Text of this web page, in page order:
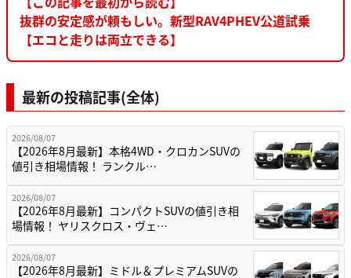
抜群の安定感が頼もしい。新型RAV4PHEV公道試乗
【エコと走りは両立できる】
最新の投稿記事(全体)
2026/08/07
【2026年8月最新】本格4WD・クロカンSUVの
値引き相場情報！ ランクル…
2026/08/07
【2026年8月最新】コンパクトSUVの値引き相
場情報！ ヤリスクロス・ヴェ…
2026/08/07
【2026年8月最新】ミドル＆プレミアムSUVの